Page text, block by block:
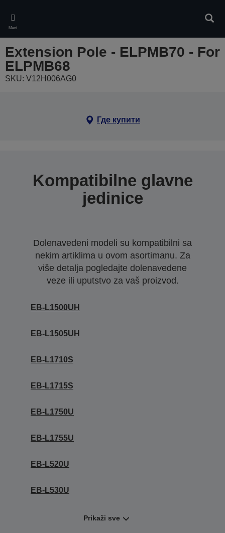
main
content
Meni
Extension Pole - ELPMB70 - For
ELPMB68
SKU: V12H006AG0
Где купити
Kompatibilne glavne
jedinice
Dolenavedeni modeli su kompatibilni sa
nekim artiklima u ovom asortimanu. Za
više detalja pogledajte dolenavedene
veze ili uputstvo za vaš proizvod.
EB-L1500UH
EB-L1505UH
EB-L1710S
EB-L1715S
EB-L1750U
EB-L1755U
EB-L520U
EB-L530U
Prikaži sve